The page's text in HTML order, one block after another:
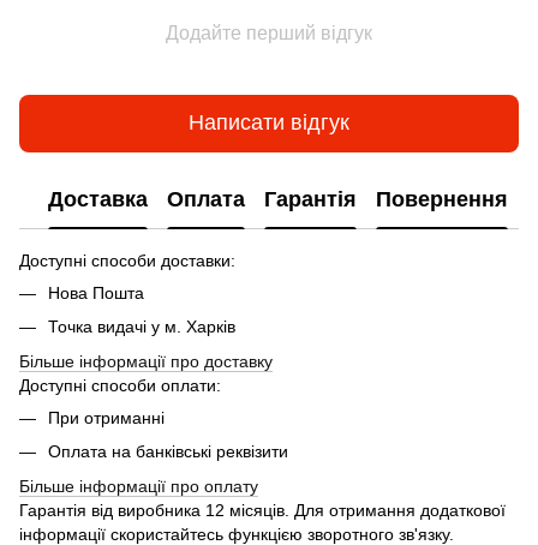
Додайте перший відгук
Написати відгук
Доставка Оплата Гарантія Повернення
Доступні способи доставки:
Нова Пошта
Точка видачі у м. Харків
Більше інформації про доставку
Доступні способи оплати:
При отриманні
Оплата на банківські реквізити
Більше інформації про оплату
Гарантія від виробника 12 місяців. Для отримання додаткової
інформації скористайтесь функцією зворотного зв'язку.